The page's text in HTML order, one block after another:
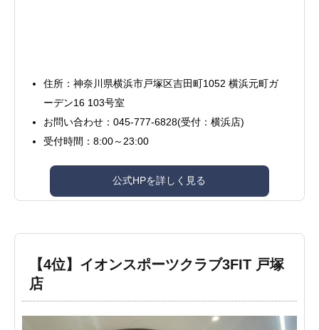
住所：神奈川県横浜市戸塚区吉田町1052 横浜元町ガ
ーデン16 103号室
お問い合わせ：045-777-6828(受付：横浜店)
受付時間：8:00～23:00
公式HPを詳しく見る
【4位】イオンスポーツクラブ3FIT 戸塚
店